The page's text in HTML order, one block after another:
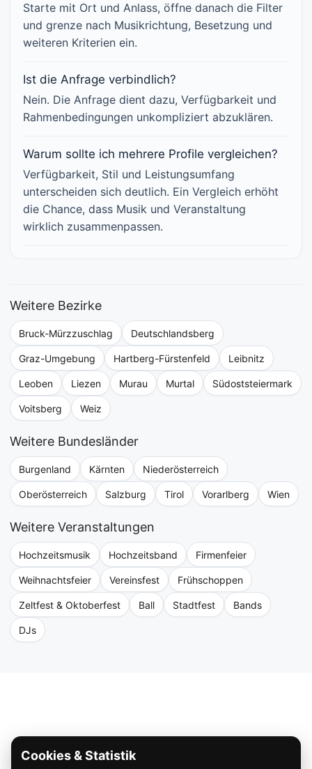
Starte mit Ort und Anlass, öffne danach die Filter
und grenze nach Musikrichtung, Besetzung und
weiteren Kriterien ein.
Ist die Anfrage verbindlich?
Nein. Die Anfrage dient dazu, Verfügbarkeit und
Rahmenbedingungen unkompliziert abzuklären.
Warum sollte ich mehrere Profile vergleichen?
Verfügbarkeit, Stil und Leistungsumfang
unterscheiden sich deutlich. Ein Vergleich erhöht
die Chance, dass Musik und Veranstaltung
wirklich zusammenpassen.
Weitere Bezirke
Bruck-Mürzzuschlag Deutschlandsberg
Graz-Umgebung Hartberg-Fürstenfeld Leibnitz
Leoben Liezen Murau Murtal Südoststeiermark
Voitsberg Weiz
Weitere Bundesländer
Burgenland Kärnten Niederösterreich
Oberösterreich Salzburg Tirol Vorarlberg Wien
Weitere Veranstaltungen
Hochzeitsmusik Hochzeitsband Firmenfeier
Weihnachtsfeier Vereinsfest Frühschoppen
Zeltfest & Oktoberfest Ball Stadtfest Bands
DJs
Cookies & Statistik